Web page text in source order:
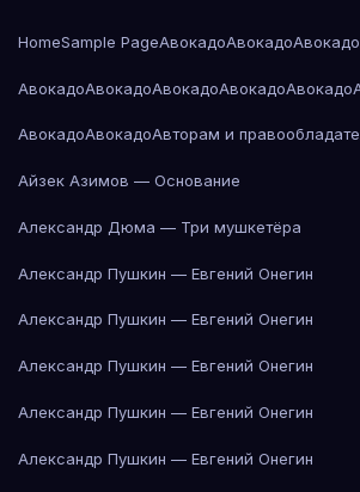
HomeSample PageАвокадоАвокадоАвокадо
АвокадоАвокадоАвокадоАвокадоАвокадо
АвокадоАвокадоАвторам и
Айзек Азимов — Основание
Александр Дюма — Три мушкетёра
Александр Пушкин — Евгений Онегин
Александр Пушкин — Евгений Онегин
Александр Пушкин — Евгений Онегин
Александр Пушкин — Евгений Онегин
Александр Пушкин — Евгений Онегин